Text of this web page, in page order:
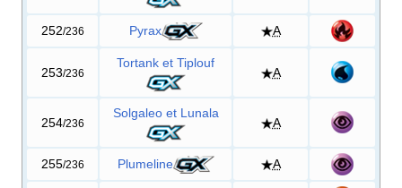
252/236 Pyrax A
253/236
Tortank et Tiplouf
A
254/236
Solgaleo et Lunala
A
255/236 Plumeline A